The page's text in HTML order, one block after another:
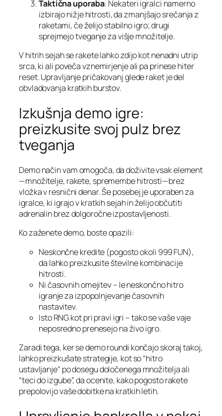
Taktična uporaba: Nekateri igralci namerno
izbirajo nižje hitrosti, da zmanjšajo srečanja z
raketami, če želijo stabilno igro; drugi
sprejmejo tveganje za višje množitelje.
V hitrih sejah se rakete lahko zdijo kot nenadni utrip
srca, ki ali poveča vznemirjenje ali pa prinese hiter
reset. Upravljanje pričakovanj glede raket je del
obvladovanja kratkih burstov.
Izkušnja demo igre:
preizkusite svoj pulz brez
tveganja
Demo način vam omogoča, da doživite vsak element
—množitelje, rakete, spremembe hitrosti—brez
vložka v resnični denar. Še posebej je uporaben za
igralce, ki igrajo v kratkih sejah in želijo občutiti
adrenalin brez dolgoročne izpostavljenosti.
Ko zaženete demo, boste opazili:
Neskončne kredite (pogosto okoli 999 FUN),
da lahko preizkusite številne kombinacije
hitrosti.
Ni časovnih omejitev – le neskončno hitro
igranje za izpopolnjevanje časovnih
nastavitev.
Isto RNG kot pri pravi igri – tako se vaše vaje
neposredno prenesejo na živo igro.
Zaradi tega, ker se demo roundi končajo skoraj takoj,
lahko preizkušate strategije, kot so “hitro
ustavljanje” po dosegu določenega množitelja ali
“teci do izgube”, da ocenite, kako pogosto rakete
prepolovijo vaše dobitke na kratkih letih.